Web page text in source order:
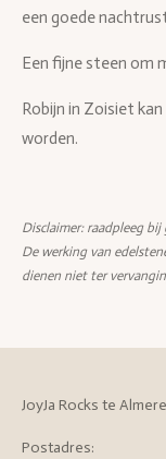
een goede
Een fijne steen om
Robijn in Zoisiet
worden.
Disclaimer: raadpleeg
De werking van
dienen niet ter
JoyJa Rocks te Almere
Postadres: